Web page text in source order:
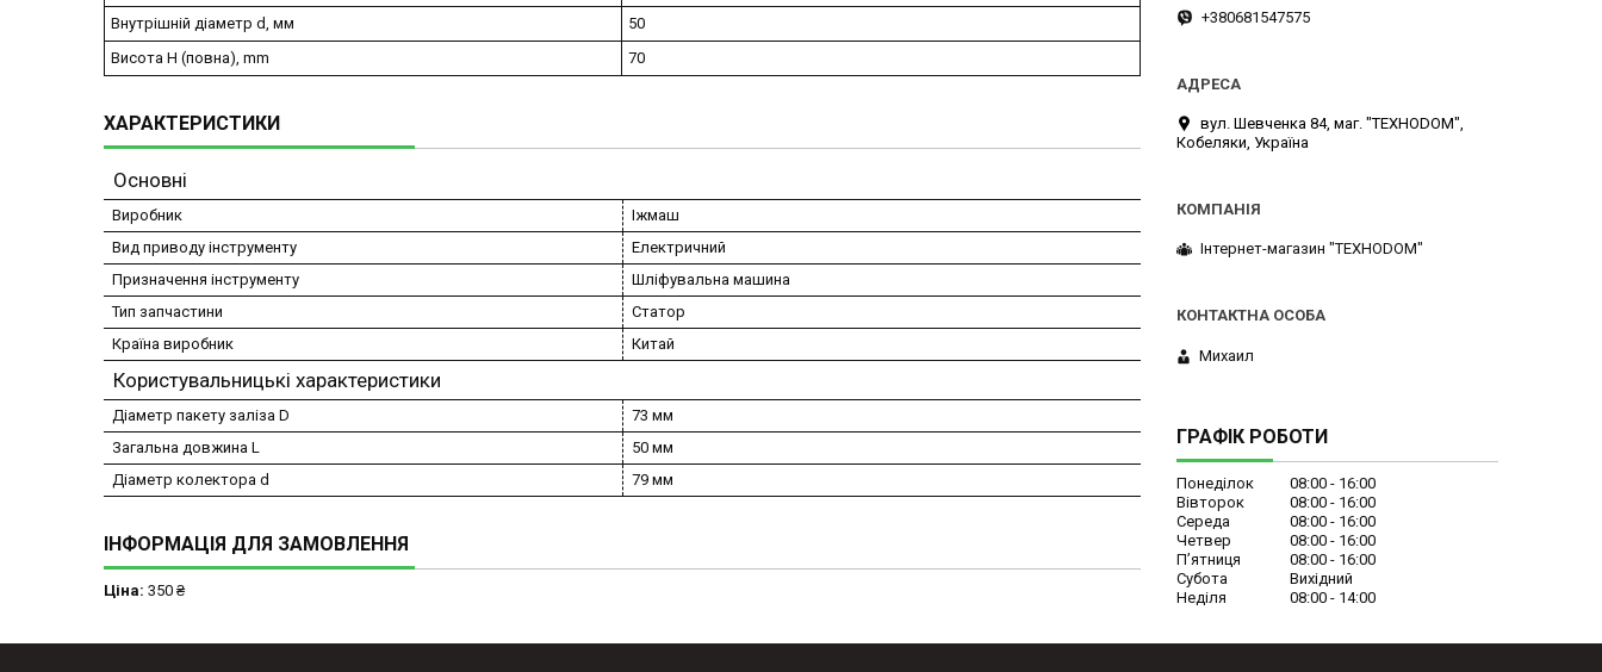
Внутрішній діаметр d, мм
50
Висота H (повна), mm
70
ХАРАКТЕРИСТИКИ
Основні
Виробник
Іжмаш
Вид приводу інструменту
Електричний
Призначення інструменту
Шліфувальна машина
Тип запчастини
Статор
Країна виробник
Китай
Користувальницькі характеристики
Діаметр пакету заліза D
73 мм
Загальна довжина L
50 мм
Діаметр колектора d
79 мм
ІНФОРМАЦІЯ ДЛЯ ЗАМОВЛЕННЯ
Ціна: 350 ₴
+380681547575
вул. Шевченка 84, маг. "ТЕХНОDOM",
Кобеляки, Україна
Інтернет-магазин "ТЕХНОDOM"
Михаил
ГРАФІК РОБОТИ
Понеділок 08:00
16:00
Вівторок
08:00
16:00
Середа
08:00
16:00
Четвер
08:00
16:00
Пʼятниця
08:00
16:00
Субота
Вихідний
Неділя
08:00 14:00